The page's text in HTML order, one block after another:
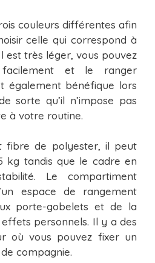
couleurs différentes afin
celle qui correspond à
est très léger, vous pouvez
facilement et le ranger
également bénéfique lors
sorte qu’il n’impose pas
à votre routine.
fibre de polyester, il peut
kg tandis que le cadre en
Le compartiment
espace de rangement
porte-gobelets et de la
personnels. Il y a des
où vous pouvez fixer un
compagnie.